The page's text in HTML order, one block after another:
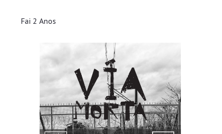
Fai 2 Anos